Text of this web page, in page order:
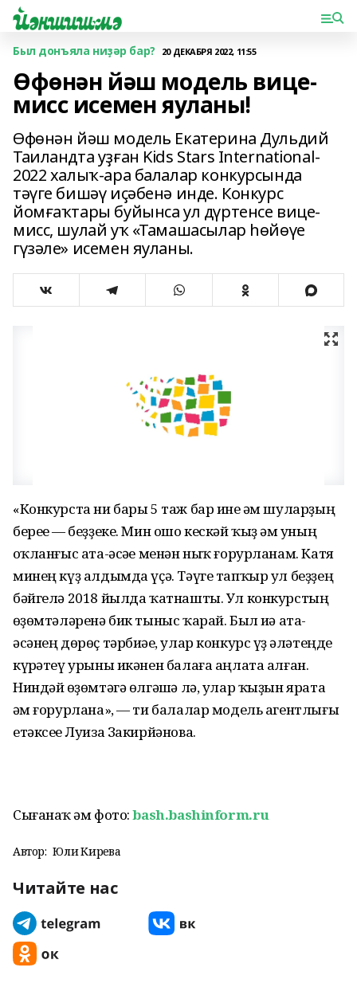
Был донъяла ниҙәр бар? 20 ДЕКАБРЯ 2022, 11:55
Өфөнән йәш модель вице-
мисс исемен яуланы!
Өфөнән йәш модель Екатерина Дульдий
Таиландта уҙған Kids Stars International-
2022 халыҡ-ара балалар конкурсында
тәүге бишәү иҫәбенә инде. Конкурс
йомғаҡтары буйынса ул дүртенсе вице-
мисс, шулай уҡ «Тамашасылар һөйөүе
гүзәле» исемен яуланы.
«Конкурста ни бары 5 таж бар ине һәм шуларҙың
береһе — беҙҙеке. Мин ошо кескәй ҡыҙ һәм уның
һоҡланғыс ата-әсәһе менән ныҡ ғорурланам. Катя
минең күҙ алдымда үҫә. Тәүге тапҡыр ул беҙҙең
бәйгелә 2018 йылда ҡатнашты. Ул конкурстың
һөҙөмтәләренә бик тыныс ҡарай. Был иһә ата-
әсәнең дөрөҫ тәрбиәһе, улар конкурс үҙ һәләтеңде
күрһәтеү урыны икәнен балаға аңлата алған.
Ниндәй һөҙөмтәгә өлгәшһә лә, улар ҡыҙын ярата
һәм ғорурлана», — ти балалар модель агентлығы
етәксеһе Луиза Закирйәнова.
Сығанаҡ һәм фото:bash.bashinform.ru
Автор: Юлиә Кирәева
Читайте нас